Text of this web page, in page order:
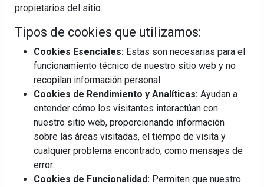
propietarios del sitio.
Tipos de cookies que utilizamos:
Cookies Esenciales: Estas son necesarias para el
funcionamiento técnico de nuestro sitio web y no
recopilan información personal.
Cookies de Rendimiento y Analíticas: Ayudan a
entender cómo los visitantes interactúan con
nuestro sitio web, proporcionando información
sobre las áreas visitadas, el tiempo de visita y
cualquier problema encontrado, como mensajes de
error.
Cookies de Funcionalidad: Permiten que nuestro